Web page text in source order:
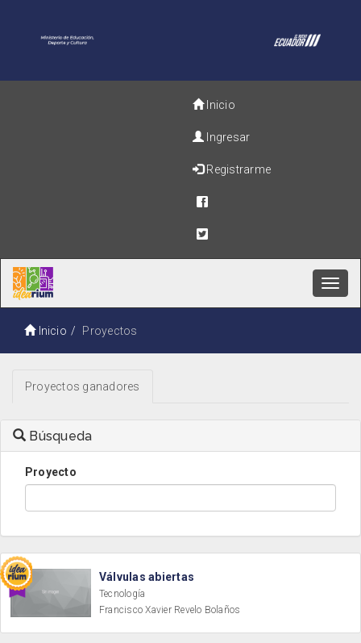
Inicio
Ingresar
Registrarme
Inicio Proyectos
Proyectos ganadores
Búsqueda
Proyecto
Válvulas abiertas
Tecnología
Francisco Xavier Revelo Bolaños